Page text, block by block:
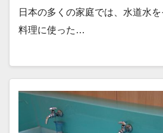
日本の多くの家庭では、水道水
料理に使った…